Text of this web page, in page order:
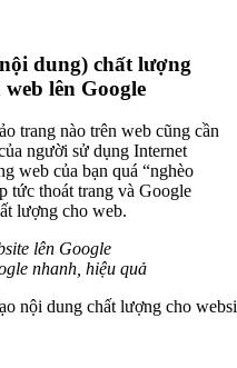
dung) chất lượng
lên Google
trang nào trên web cũng cần
người sử dụng Internet
web của bạn quá “nghèo
tức thoát trang và Google
lượng cho web.
nhanh, hiệu quả